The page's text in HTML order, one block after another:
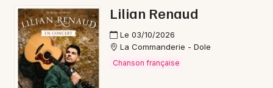
Sports
Soirées
Sorties famille
Paris
Strasbourg
Toulouse
Toutes les villes
Lilian Renaud
Le 03/10/2026
La Commanderie - Dole
Chanson française